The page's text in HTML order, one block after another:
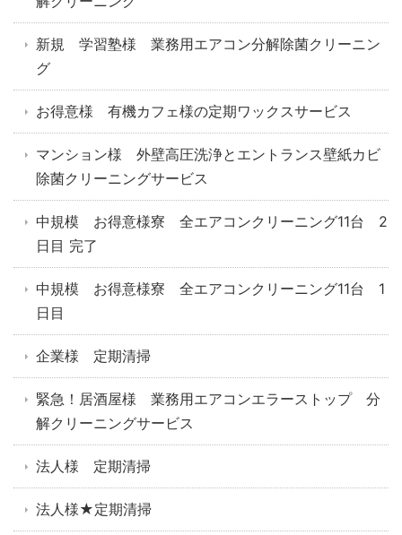
新規 学習塾様 業務用エアコン分解除菌クリーニン
グ
お得意様 有機カフェ様の定期ワックスサービス
マンション様 外壁高圧洗浄とエントランス壁紙カビ
除菌クリーニングサービス
中規模 お得意様寮 全エアコンクリーニング11台 2
日目 完了
中規模 お得意様寮 全エアコンクリーニング11台 1
日目
企業様 定期清掃
緊急！居酒屋様 業務用エアコンエラーストップ 分
解クリーニングサービス
法人様 定期清掃
法人様★定期清掃